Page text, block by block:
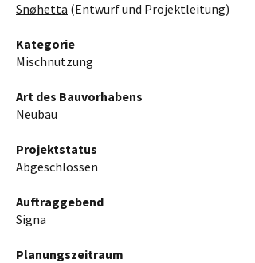
Snøhetta (Entwurf und Projektleitung)
Kategorie
Mischnutzung
Art des Bauvorhabens
Neubau
Projektstatus
Abgeschlossen
Auftraggebend
Signa
Planungszeitraum